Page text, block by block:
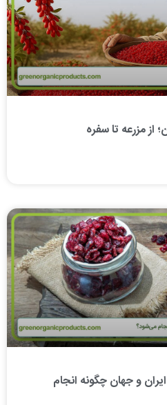
مزرعه تا سفره
و جهان چگونه انجام